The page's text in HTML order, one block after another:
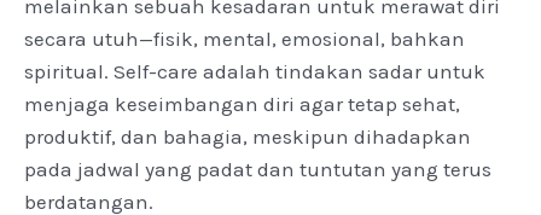
melainkan sebuah kesadaran untuk merawat diri
secara utuh—fisik, mental, emosional, bahkan
spiritual. Self-care adalah tindakan sadar untuk
menjaga keseimbangan diri agar tetap sehat,
produktif, dan bahagia, meskipun dihadapkan
pada jadwal yang padat dan tuntutan yang terus
berdatangan.